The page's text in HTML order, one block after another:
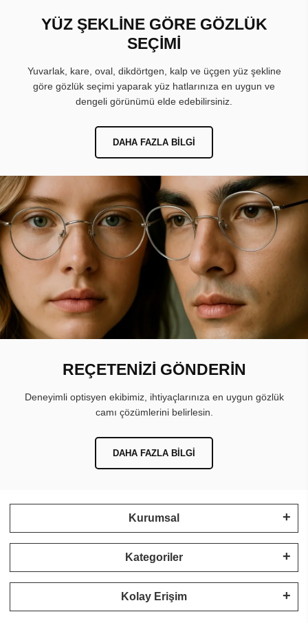
YÜZ ŞEKLİNE GÖRE GÖZLÜK
SEÇİMİ
Yuvarlak, kare, oval, dikdörtgen, kalp ve üçgen yüz şekline
göre gözlük seçimi yaparak yüz hatlarınıza en uygun ve
dengeli görünümü elde edebilirsiniz.
DAHA FAZLA BILGI
REÇETENİZİ GÖNDERİN
Deneyimli optisyen ekibimiz, ihtiyaçlarınıza en uygun gözlük
camı çözümlerini belirlesin.
DAHA FAZLA BILGI
Kurumsal
Kategoriler
Kolay Erişim